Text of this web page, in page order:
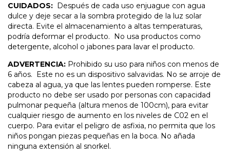
CUIDADOS: Después de cada uso enjuague con agua
dulce y deje secar a la sombra protegido de la luz solar
directa. Evite el almacenamiento a altas temperaturas,
podría deformar el producto. No usa productos como
detergente, alcohol o jabones para lavar el producto.
ADVERTENCIA: Prohibido su uso para niños con menos de
6 años. Este no es un dispositivo salvavidas. No se arroje de
cabeza al agua, ya que las lentes pueden romperse. Este
producto no debe ser usado por personas con capacidad
pulmonar pequeña (altura menos de 100cm), para evitar
cualquier riesgo de aumento en los niveles de C02 en el
cuerpo. Para evitar el peligro de asfixia, no permita que los
niños pongan piezas pequeñas en la boca. No añada
ninguna extensión al snorkel.